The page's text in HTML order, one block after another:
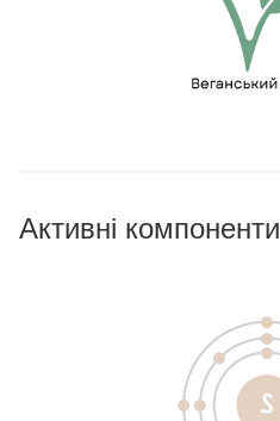
Активні компоненти